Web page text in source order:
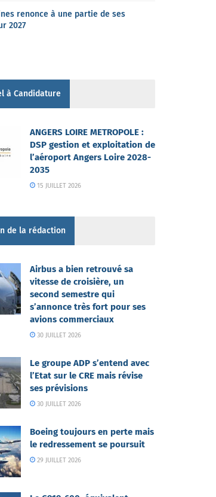
renonce à une partie de ses
2027
à Candidature
ANGERS LOIRE METROPOLE :
DSP gestion et exploitation de
l’aéroport Angers Loire 2028-
2035
15 JUILLET 2026
de la rédaction
Airbus a bien retrouvé sa
vitesse de croisière, un
second semestre qui
s’annonce très fort pour ses
avions commerciaux
30 JUILLET 2026
Le groupe ADP s’entend avec
l’Etat sur le CRE mais révise
ses prévisions
30 JUILLET 2026
Boeing toujours en perte mais
le redressement se poursuit
29 JUILLET 2026